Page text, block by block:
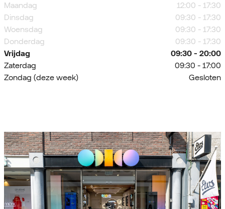
Maandag
Dinsdag
Woensdag
Donderdag
Vrijdag
Zaterdag
Zondag (deze week)
12:00 - 17:30
09:30 - 17:30
09:30 - 17:30
09:30 - 17:30
09:30 - 20:00
09:30 - 17:00
Gesloten